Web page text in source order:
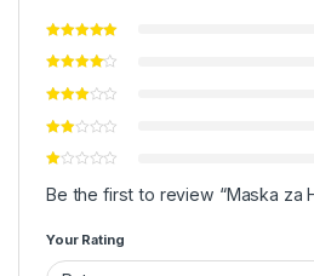
Be the first to review “Maska za
Your Rating